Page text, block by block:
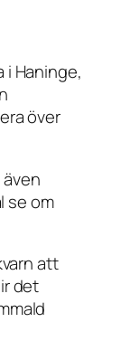
i Haninge,
över
se om
att
det